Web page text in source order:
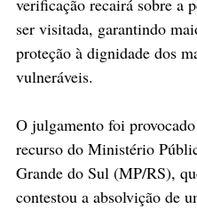
verificação recairá sobre a
ser visitada, garantindo
proteção à dignidade dos
vulneráveis.
O julgamento foi
recurso do Ministério
Grande do Sul (MP/RS),
contestou a absolvição de